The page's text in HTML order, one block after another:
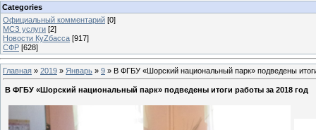
Categories
Официальный комментарий [0]
МСЗ услуги [2]
Новости КуZбасса [917]
СФР [628]
Главная » 2019 » Январь » 9 » В ФГБУ «Шорский национальный парк» подведены
В ФГБУ «Шорский национальный парк» подведены итоги работы за 2018 год